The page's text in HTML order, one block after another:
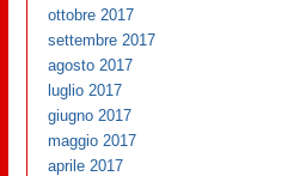
ottobre 2017
settembre 2017
agosto 2017
luglio 2017
giugno 2017
maggio 2017
aprile 2017